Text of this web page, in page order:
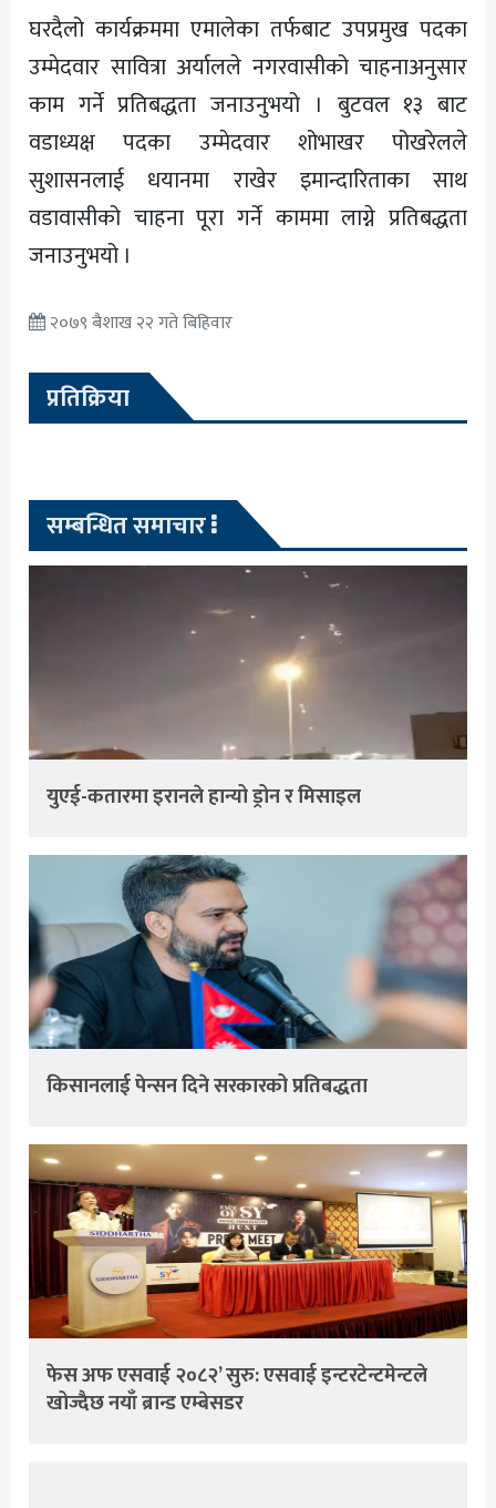
घरदैलो कार्यक्रममा एमालेका तर्फबाट उपप्रमुख पदका
उम्मेदवार सावित्रा अर्यालले नगरवासीको चाहनाअनुसार
काम गर्ने प्रतिबद्धता जनाउनुभयो । बुटवल १३ बाट
वडाध्यक्ष पदका उम्मेदवार शोभाखर पोखरेलले
सुशासनलाई धयानमा राखेर इमान्दारिताका साथ
वडावासीको चाहना पूरा गर्ने काममा लाग्ने प्रतिबद्धता
जनाउनुभयो ।
२०७९ बैशाख २२ गते बिहिवार
प्रतिक्रिया
सम्बन्धित समाचार
युएई-कतारमा इरानले हान्यो ड्रोन र मिसाइल
किसानलाई पेन्सन दिने सरकारको प्रतिबद्धता
फेस अफ एसवाई २०८२’ सुरु: एसवाई इन्टरटेन्टमेन्टले
खोज्दैछ नयाँ ब्रान्ड एम्बेसडर